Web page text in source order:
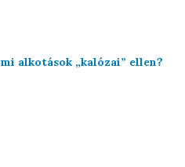
alkotások „kalózai” ellen?